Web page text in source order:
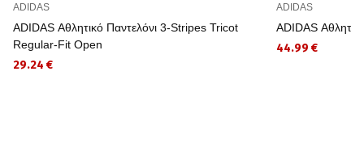
ADIDAS
ADIDAS Αθλητικό Παντελόνι 3-Stripes Tricot
Regular-Fit Open
29.24 €
ADIDAS
ADIDAS
44.99 €